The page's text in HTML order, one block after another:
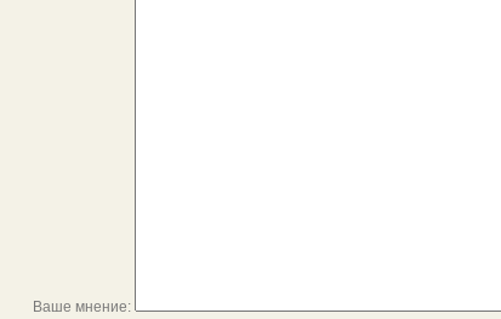
Ваше мнение: